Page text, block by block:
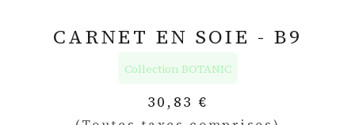
CARNET EN SOIE - B9
Collection BOTANIC
30,83 €